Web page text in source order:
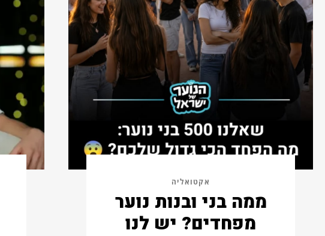
אקטואליה
ממה בני ובנות נוער
מפחדים? יש לנו